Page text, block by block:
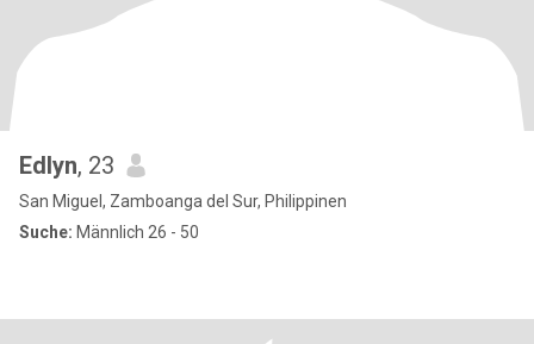
Edlyn, 23
San Miguel, Zamboanga del Sur, Philippinen
Suche: Männlich 26 - 50